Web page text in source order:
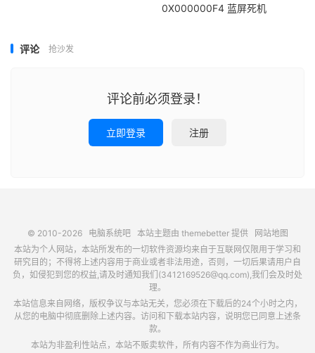
0X000000F4 蓝屏死机
评论 抢沙发
评论前必须登录！
立即登录 注册
© 2010-2026 电脑系统吧本站主题由 themebetter提供
网站地图
本站为个人网站，本站所发布的一切软件资源均来自于互联网仅限用于学习和
研究目的；不得将上述内容用于商业或者非法用途，否则，一切后果请用户自
负，如侵犯到您的权益,请及时通知我们(3412169526@qq.com),我们会及时处
理。
本站信息来自网络，版权争议与本站无关，您必须在下载后的24个小时之内，
从您的电脑中彻底删除上述内容。访问和下载本站内容，说明您已同意上述条
款。
本站为非盈利性站点，本站不贩卖软件，所有内容不作为商业行为。